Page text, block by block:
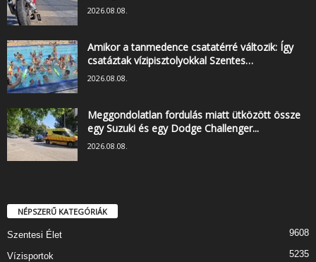
2026.08.08.
Amikor a tanmedence csatatérré változik: Így
csatáztak vízipisztolyokkal Szentes…
2026.08.08.
Meggondolatlan fordulás miatt ütközött össze
egy Suzuki és egy Dodge Challenger...
2026.08.08.
NÉPSZERŰ KATEGÓRIÁK
Szentesi Élet 9608
Vízisportok 5235